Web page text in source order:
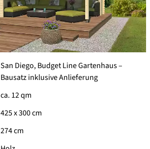
San Diego, Budget Line Gartenhaus –
Bausatz inklusive Anlieferung
ca. 12 qm
425 x 300 cm
274 cm